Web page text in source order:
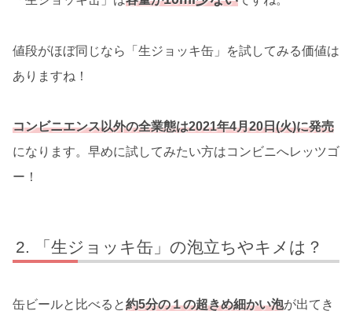
値段がほぼ同じなら「生ジョッキ缶」を試してみる価値は
ありますね！
コンビニエンス以外の全業態は2021年4月20日(火)に発売
になります。早めに試してみたい方はコンビニへレッツゴ
ー！
「生ジョッキ缶」の泡立ちやキメは？
缶ビールと比べると約5分の１の超きめ細かい泡が出てき